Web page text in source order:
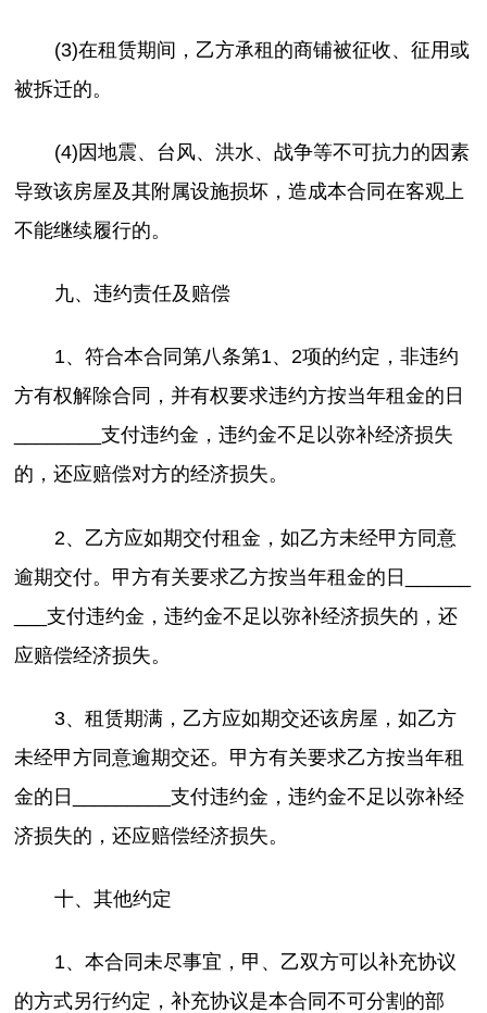
(3)在租赁期间，乙方承租的商铺被征收、征用或
被拆迁的。
(4)因地震、台风、洪水、战争等不可抗力的因素
导致该房屋及其附属设施损坏，造成本合同在客观上
不能继续履行的。
九、违约责任及赔偿
1、符合本合同第八条第1、2项的约定，非违约
方有权解除合同，并有权要求违约方按当年租金的日
________支付违约金，违约金不足以弥补经济损失
的，还应赔偿对方的经济损失。
2、乙方应如期交付租金，如乙方未经甲方同意
逾期交付。甲方有关要求乙方按当年租金的日______
___支付违约金，违约金不足以弥补经济损失的，还
应赔偿经济损失。
3、租赁期满，乙方应如期交还该房屋，如乙方
未经甲方同意逾期交还。甲方有关要求乙方按当年租
金的日_________支付违约金，违约金不足以弥补经
济损失的，还应赔偿经济损失。
十、其他约定
1、本合同未尽事宜，甲、乙双方可以补充协议
的方式另行约定，补充协议是本合同不可分割的部